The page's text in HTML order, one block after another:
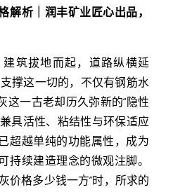
解析｜润丰矿业匠心出品，
筑拔地而起，道路纵横延
撑这一切的，不仅有钢筋水
这一古老却历久弥新的“隐性
具活性、粘结性与环保适应
超越单纯的功能属性，成为
持续建造理念的微观注脚。
价格多少钱一方”时，所求的